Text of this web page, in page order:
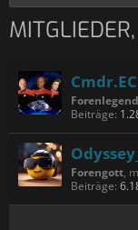
Beiträge:
Forengott,
Beiträge: